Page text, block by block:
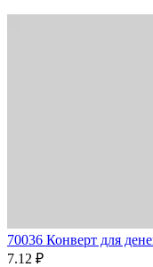
70036 Конверт для
7.12 ₽